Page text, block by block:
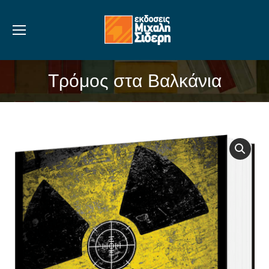
Τρόμος στα Βαλκάνια
You are here: